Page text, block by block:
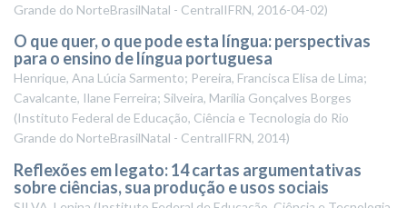
Grande do NorteBrasilNatal - CentralIFRN, 2016-04-02)
O que quer, o que pode esta língua: perspectivas
para o ensino de língua portuguesa
Henrique, Ana Lúcia Sarmento; Pereira, Francisca Elisa de Lima;
Cavalcante, Ilane Ferreira; Silveira, Marília Gonçalves Borges
(Instituto Federal de Educação, Ciência e Tecnologia do Rio
Grande do NorteBrasilNatal - CentralIFRN, 2014)
Reflexões em legato: 14 cartas argumentativas
sobre ciências, sua produção e usos sociais